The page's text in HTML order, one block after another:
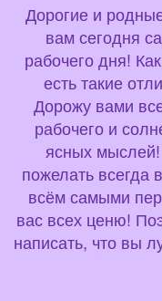
Дорогие и
вам сегодня
рабочего дня!
есть такие
Дорожу вами
рабочего и
ясных
пожелать всегда
всём самыми
вас всех ценю!
написать, что вы